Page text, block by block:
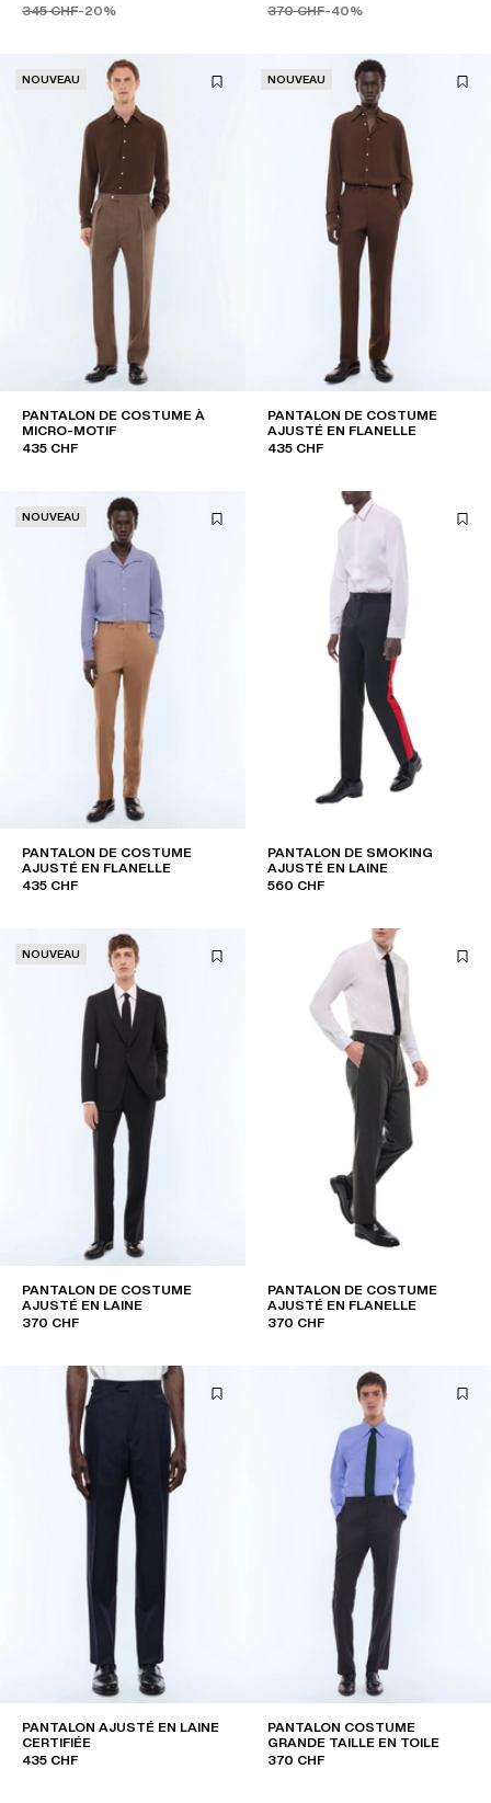
345 CHF-20%
370 CHF-40%
NOUVEAU
PANTALON DE COSTUME À
MICRO-MOTIF
435 CHF
NOUVEAU
PANTALON DE COSTUME
AJUSTÉ EN FLANELLE
435 CHF
NOUVEAU
PANTALON DE COSTUME
AJUSTÉ EN FLANELLE
435 CHF
PANTALON DE SMOKING
AJUSTÉ EN LAINE
560 CHF
NOUVEAU
PANTALON DE COSTUME
AJUSTÉ EN LAINE
370 CHF
PANTALON DE COSTUME
AJUSTÉ EN FLANELLE
370 CHF
PANTALON AJUSTÉ EN LAINE
CERTIFIÉE
435 CHF
PANTALON COSTUME
GRANDE TAILLE EN TOILE
370 CHF